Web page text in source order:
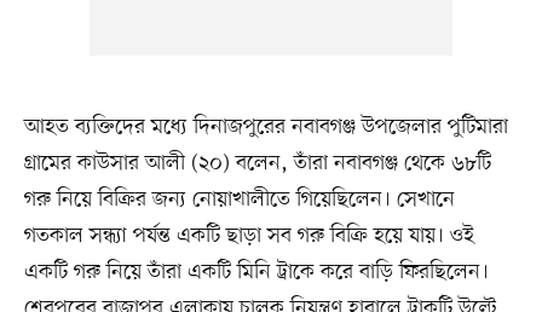
আহত ব্যক্তিদের মধ্যে দিনাজপুরের নবাবগঞ্জ উপজেলার পুটিমারা
গ্রামের কাউসার আলী (২০) বলেন, তাঁরা নবাবগঞ্জ থেকে ৬৮টি
গরু নিয়ে বিক্রির জন্য নোয়াখালীতে গিয়েছিলেন। সেখানে
গতকাল সন্ধ্যা পর্যন্ত একটি ছাড়া সব গরু বিক্রি হয়ে যায়। ওই
একটি গরু নিয়ে তাঁরা একটি মিনি ট্রাকে করে বাড়ি ফিরছিলেন।